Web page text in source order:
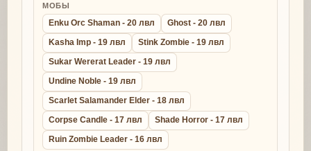
МОБЫ
Enku Orc Shaman - 20 лвл
Ghost - 20 лвл
Kasha Imp - 19 лвл
Stink Zombie - 19 лвл
Sukar Wererat Leader - 19 лвл
Undine Noble - 19 лвл
Scarlet Salamander Elder - 18 лвл
Corpse Candle - 17 лвл
Shade Horror - 17 лвл
Ruin Zombie Leader - 16 лвл